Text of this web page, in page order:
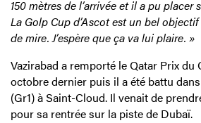
150 mètres de l’arrivée et il a pu placer
La Golp Cup d’Ascot est un bel
de mire. J’espère que ça va lui plaire. »
Vazirabad a remporté le Qatar Prix du
octobre dernier puis il a été battu
(Gr1) à Saint-Cloud. Il venait de
pour sa rentrée sur la piste de Dubaï.